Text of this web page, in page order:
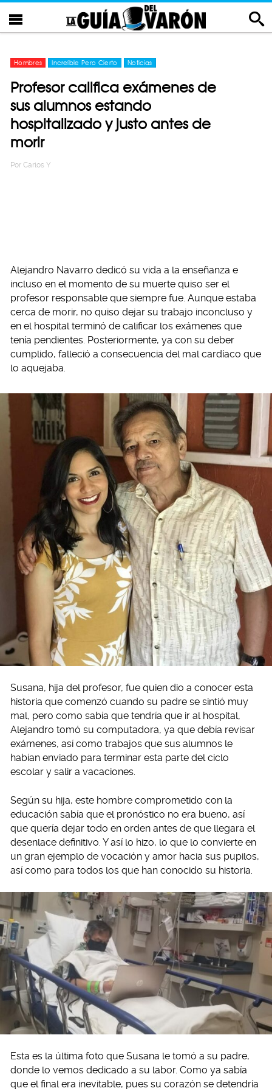
Hombres Increíble Pero Cierto Noticias
Profesor califica exámenes de
sus alumnos estando
hospitalizado y justo antes de
morir
Por Carlos Y
Alejandro Navarro dedicó su vida a la enseñanza e
incluso en el momento de su muerte quiso ser el
profesor responsable que siempre fue. Aunque estaba
cerca de morir, no quiso dejar su trabajo inconcluso y
en el hospital terminó de calificar los exámenes que
tenía pendientes. Posteriormente, ya con su deber
cumplido, falleció a consecuencia del mal cardíaco que
lo aquejaba.
Susana, hija del profesor, fue quien dio a conocer esta
historia que comenzó cuando su padre se sintió muy
mal, pero como sabía que tendría que ir al hospital,
Alejandro tomó su computadora, ya que debía revisar
exámenes, así como trabajos que sus alumnos le
habían enviado para terminar esta parte del ciclo
escolar y salir a vacaciones.
Según su hija, este hombre comprometido con la
educación sabía que el pronóstico no era bueno, así
que quería dejar todo en orden antes de que llegara el
desenlace definitivo. Y así lo hizo, lo que lo convierte en
un gran ejemplo de vocación y amor hacia sus pupilos,
así como para todos los que han conocido su historia.
Esta es la última foto que Susana le tomó a su padre,
donde lo vemos dedicado a su labor. Como ya sabía
que el final era inevitable, pues su corazón se detendría